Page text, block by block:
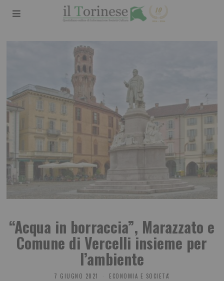
“Acqua in borraccia”, Marazzato e
Comune di Vercelli insieme per
l’ambiente
7 GIUGNO 2021 ECONOMIA E SOCIETA'